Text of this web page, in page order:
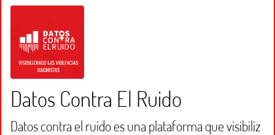
Datos Contra El Ruido
Datos contra el ruido es una plataforma que visibiliz